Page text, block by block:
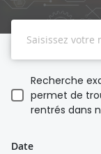
Recherche
permet de
rentrés dans
Date